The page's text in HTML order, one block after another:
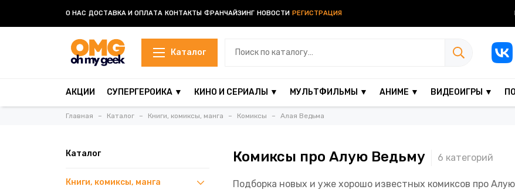
О НАС ДОСТАВКА И ОПЛАТА КОНТАКТЫ ФРАНЧАЙЗИНГ РЕГИСТРАЦИЯ
НОВОСТИ
Каталог
АКЦИИ СУПЕРГЕРОИКА ▼ КИНО И СЕРИАЛЫ ▼ МУЛЬТФИЛЬМЫ ▼ АНИМЕ ▼ ВИДЕОИГРЫ ▼
Главная Каталог Книги, комиксы, манга Комиксы Алая Ведьма
Каталог
Книги, комиксы, манга
Комиксы про Алую Ведьму
Подборка новых и уже хорошо известных комиксов про